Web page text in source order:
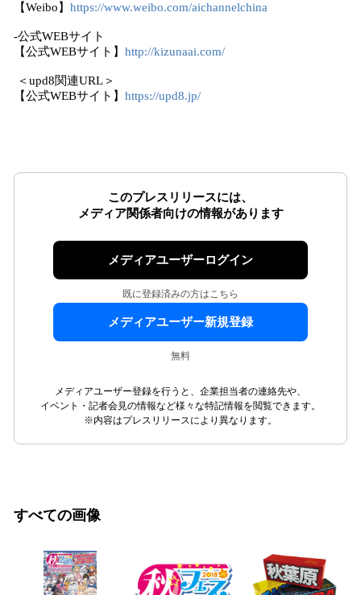
【Weibo】 https://www.weibo.com/aichannelchina
-公式WEBサイト
【公式WEBサイト】 http://kizunaai.com/
＜upd8関連URL＞
【公式WEBサイト】 https://upd8.jp/
このプレスリリースには、
メディア関係者向けの情報があります
メディアユーザーログイン
既に登録済みの方はこちら
メディアユーザー新規登録
無料
メディアユーザー登録を行うと、企業担当者の連絡先や、
イベント・記者会見の情報など様々な特記情報を閲覧できます。
※内容はプレスリリースにより異なります。
すべての画像